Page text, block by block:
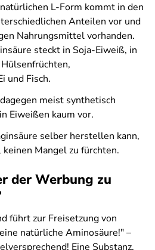
L-Form kommt in den
Anteilen vor und
Nahrungsmittel vorhanden.
steckt in Soja-Eiweiß, in
und Fisch.
meist synthetisch
Eiweißen kaum vor.
selber herstellen kann,
Mangel zu fürchten.
der Werbung zu
führt zur Freisetzung von
natürliche Aminosäure!" –
Eine Substanz,